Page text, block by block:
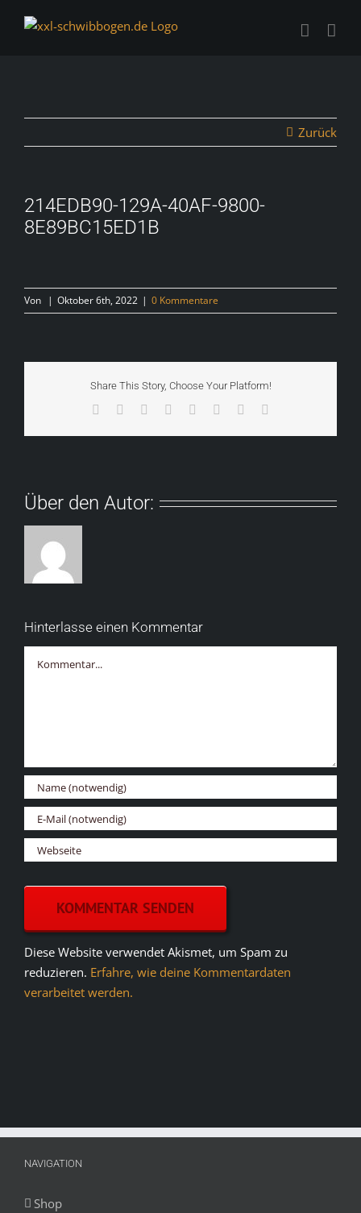
Inhalt
Zurück
214EDB90-129A-40AF-9800-
8E89BC15ED1B
Von | Oktober 6th, 2022 | 0 Kommentare
Share This Story, Choose Your Platform!
Facebook Reddit LinkedIn
TumblrPinterest
Über den Autor:
Hinterlasse einen Kommentar
Diese Website verwendet Akismet, um Spam zu
reduzieren. Erfahre, wie deine Kommentardaten
verarbeitet werden.
NAVIGATION
Shop